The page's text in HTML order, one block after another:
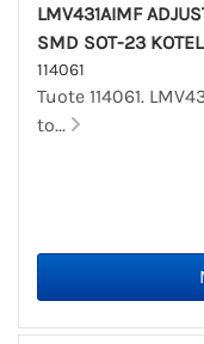
LMV431AIMF
SMD SOT-23
114061
Tuote 114061.
to...